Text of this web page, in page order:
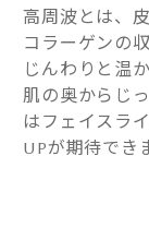
高周波とは、
コラーゲンの
じんわりと温
肌の奥からじ
はフェイスラ
UPが期待でき